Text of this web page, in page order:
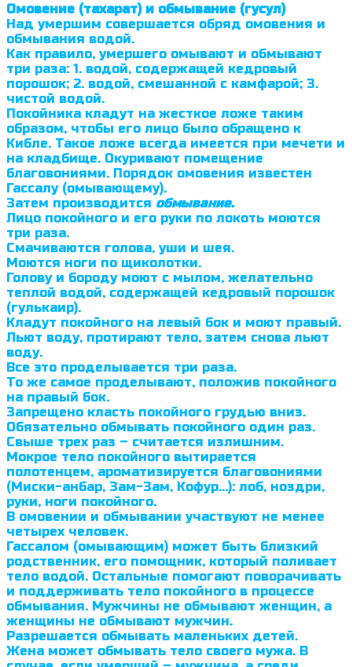
Омовение (тахарат) и обмывание (гусул)
Над умершим совершается обряд омовения и
обмывания водой.
Как правило, умершего омывают и обмывают
три раза: 1. водой, содержащей кедровый
порошок; 2. водой, смешанной с камфарой; 3.
чистой водой.
Покойника кладут на жесткое ложе таким
образом, чтобы его лицо было обращено к
Кибле. Такое ложе всегда имеется при мечети и
на кладбище. Окуривают помещение
благовониями. Порядок омовения известен
Гассалу (омывающему).
Затем производится обмывание.
Лицо покойного и его руки по локоть моются
три раза.
Смачиваются голова, уши и шея.
Моются ноги по щико­лотки.
Голову и бороду моют с мылом, желательно
теплой водой, содержащей кедровый порошок
(гулькаир).
Кладут покойного на левый бок и моют правый.
Льют воду, протирают тело, затем снова льют
воду.
Все это проделы­вается три раза.
То же самое проделывают, положив покойного
на правый бок.
Запрещено класть покойного грудью вниз.
Обязательно обмывать покойного один раз.
Свыше трех раз – считается излишним.
Мокрое тело покойного вытирается
полотенцем, ароматизируется благовониями
(Миски-анбар, Зам-Зам, Кофур…): лоб, ноздри,
руки, ноги покойного.
В омовении и обмывании участвуют не менее
четырех человек.
Гассалом (омывающим) может быть близкий
родственник, его помощник, который поливает
тело водой. Остальные помогают поворачивать
и поддерживать тело покойного в процессе
обмывания. Мужчины не обмывают женщин, а
женщины не обмывают мужчин.
Разрешается обмывать маленьких детей.
Жена может обмывать тело своего мужа. В